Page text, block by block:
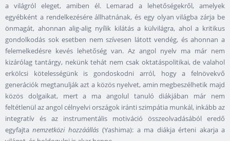
a világról eleget, amiben él. Lemarad a lehetőségekről, amelyek
egyébként a rendelkezésére állhatnának, és egy olyan világba zárja be
önmagát, ahonnan alig-alig nyílik kilátás a külvilágra, ahol a kritikus
gondolkodás sok esetben nem szívesen látott vendég, és ahonnan a
felemelkedésre kevés lehetőség van. Az angol nyelv ma már nem
kizárólag tantárgy, nekünk tehát nem csak oktatáspolitikai, de valahol
erkölcsi kötelességünk is gondoskodni arról, hogy a felnövekvő
generációk megtanulják azt a közös nyelvet, amin megbeszélhetik majd
közös dolgaikat, mert a ma angolul tanuló diákjában már nem
feltétlenül az angol célnyelvi országok iránti szimpátia munkál, inkább az
integratív és az instrumentális motiváció összeolvadásából eredő
egyfajtanemzetközi hozzáállás (Yashima): a ma diákja érteni akarja a